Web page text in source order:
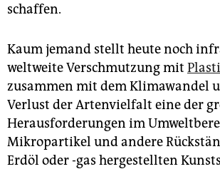
schaffen.
Kaum jemand stellt heute noch
weltweite Verschmutzung mit
zusammen mit dem Klimawandel
Verlust der Artenvielfalt eine der
Herausforderungen im
Mikropartikel und andere
Erdöl oder -gas hergestellten